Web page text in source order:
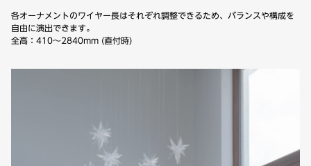
各オーナメントのワイヤー長はそれぞれ調整できるため、バランスや構成を
自由に演出できます。
全高：410〜2840mm (直付時)